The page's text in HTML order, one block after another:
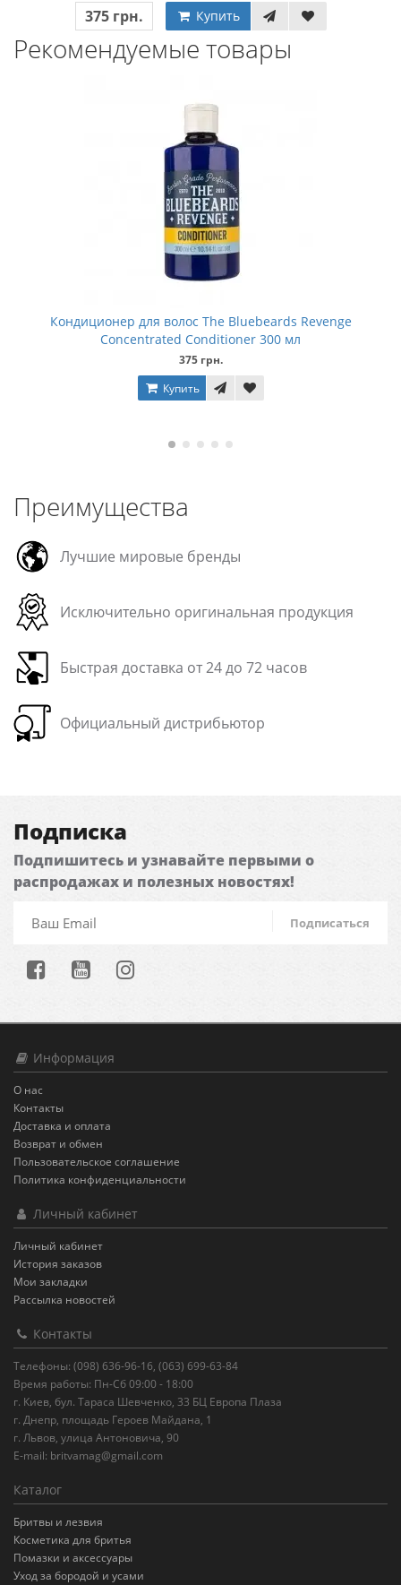
375 грн. Купить
Рекомендуемые товары
Кондиционер для волос The Bluebeards Revenge
Concentrated Conditioner 300 мл
375 грн.
Купить
Преимущества
Лучшие мировые бренды
Исключительно оригинальная продукция
Быстрая доставка от 24 до 72 часов
Официальный дистрибьютор
Подписка
Подпишитесь и узнавайте первыми о
распродажах и полезных новостях!
Подписаться
Информация
О нас
Контакты
Доставка и оплата
Возврат и обмен
Пользовательское соглашение
Политика конфиденциальности
Личный кабинет
Личный кабинет
История заказов
Мои закладки
Рассылка новостей
Контакты
Телефоны: (098) 636-96-16, (063) 699-63-84
Время работы: Пн-Сб 09:00 - 18:00
г. Киев, бул. Тараса Шевченко, 33 БЦ Европа Плаза
г. Днепр, площадь Героев Майдана, 1
г. Львов, улица Антоновича, 90
E-mail: britvamag@gmail.com
Каталог
Бритвы и лезвия
Косметика для бритья
Помазки и аксессуары
Уход за бородой и усами